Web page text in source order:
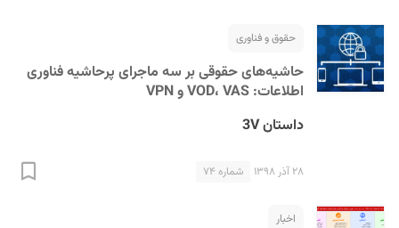
حقوق و فناوری
حاشیه‌های حقوقی بر سه ماجرای پرحاشیه فناوری
اطلاعات: VOD، VAS و VPN
داستان 3V
۲۸ آذر ۱۳۹۸ شماره ۷۴
اخبار